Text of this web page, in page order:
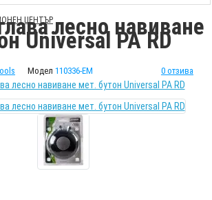
ЦЕНТЪР лесно навиване
Universal PA RD
Модел 110336-EM 0 отзива